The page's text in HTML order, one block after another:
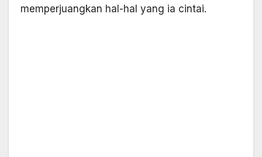
memperjuangkan hal-hal yang ia cintai.